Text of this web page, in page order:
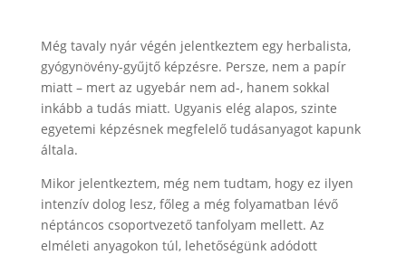
Még tavaly nyár végén jelentkeztem egy herbalista,
gyógynövény-gyűjtő képzésre. Persze, nem a papír
miatt – mert az ugyebár nem ad-, hanem sokkal
inkább a tudás miatt. Ugyanis elég alapos, szinte
egyetemi képzésnek megfelelő tudásanyagot kapunk
általa.
Mikor jelentkeztem, még nem tudtam, hogy ez ilyen
intenzív dolog lesz, főleg a még folyamatban lévő
néptáncos csoportvezető tanfolyam mellett. Az
elméleti anyagokon túl, lehetőségünk adódott